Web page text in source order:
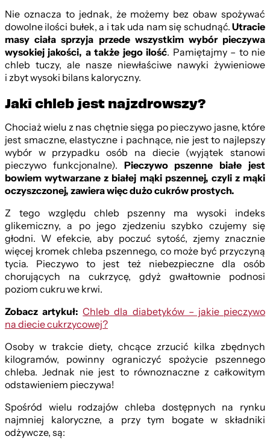
Nie oznacza to jednak, że możemy bez obaw spożywać
dowolne ilości bułek, a i tak uda nam się schudnąć.Utracie
masy ciała sprzyja przede wszystkim wybór pieczywa
wysokiej jakości, a także jego ilość. Pamiętajmy – to nie
chleb tuczy, ale nasze niewłaściwe nawyki żywieniowe
i zbyt wysoki bilans kaloryczny.
Jaki chleb jest najzdrowszy?
Chociaż wielu z nas chętnie sięga po pieczywo jasne, które
jest smaczne, elastyczne i pachnące, nie jest to najlepszy
wybór w przypadku osób na diecie (wyjątek stanowi
pieczywo funkcjonalne). Pieczywo pszenne białe jest
bowiem wytwarzane z białej mąki pszennej, czyli z mąki
oczyszczonej, zawiera więc dużo cukrów prostych.
Z tego względu chleb pszenny ma wysoki indeks
glikemiczny, a po jego zjedzeniu szybko czujemy się
głodni. W efekcie, aby poczuć sytość, zjemy znacznie
więcej kromek chleba pszennego, co może być przyczyną
tycia. Pieczywo to jest też niebezpieczne dla osób
chorujących na cukrzycę, gdyż gwałtownie podnosi
poziom cukru we krwi.
Zobacz artykuł: Chleb dla diabetyków – jakie pieczywo
na diecie cukrzycowej?
Osoby w trakcie diety, chcące zrzucić kilka zbędnych
kilogramów, powinny ograniczyć spożycie pszennego
chleba. Jednak nie jest to równoznaczne z całkowitym
odstawieniem pieczywa!
Spośród wielu rodzajów chleba dostępnych na rynku
najmniej kaloryczne, a przy tym bogate w składniki
odżywcze, są: